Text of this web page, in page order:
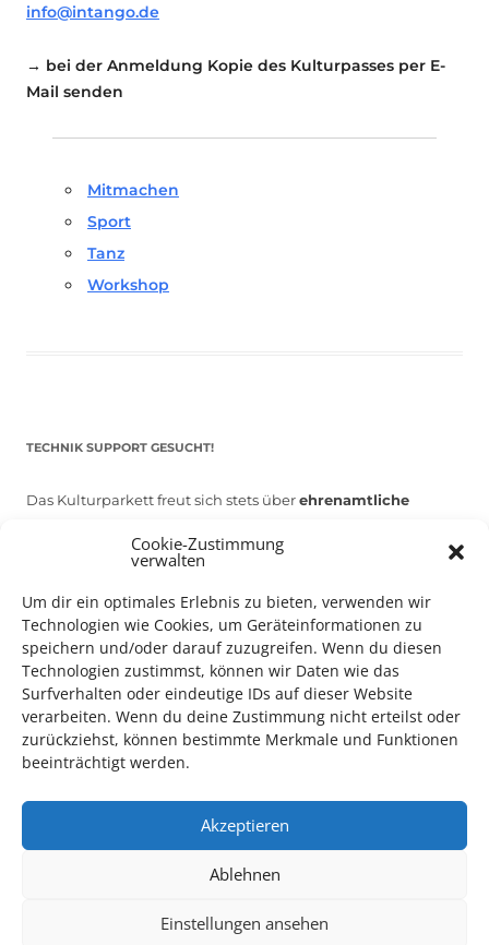
Cookie-Zustimmung
verwalten
Um dir ein optimales Erlebnis zu bieten, verwenden wir
Technologien wie Cookies, um Geräteinformationen zu
speichern und/oder darauf zuzugreifen. Wenn du diesen
Technologien zustimmst, können wir Daten wie das
Surfverhalten oder eindeutige IDs auf dieser Website
verarbeiten. Wenn du deine Zustimmung nicht erteilst oder
zurückziehst, können bestimmte Merkmale und Funktionen
beeinträchtigt werden.
Akzeptieren
Ablehnen
Einstellungen ansehen
info@intango.de
→ bei der Anmeldung Kopie des Kulturpasses per E-
Mail senden
Mitmachen
Sport
Tanz
Workshop
TECHNIK SUPPORT GESUCHT!
Das Kulturparkett freut sich stets überehrenamtliche
melden Sie sich unterinfo@kulturparkett-rhein-neckar.de
*KULTURTIPP SOMMERPAUSE: FESTIVAL DES DEUTSCHEN FILMS*
in Ludwigshafen statt.